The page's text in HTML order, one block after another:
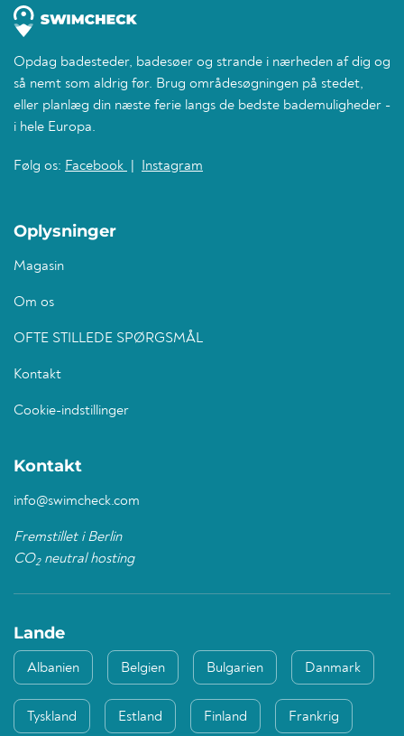
Opdag badesteder, badesøer og strande i nærheden af dig og
så nemt som aldrig før. Brug områdesøgningen på stedet,
eller planlæg din næste ferie langs de bedste bademuligheder -
i hele Europa.
Følg os: Facebook Instagram
Oplysninger
Magasin
Om os
OFTE STILLEDE SPØRGSMÅL
Kontakt
Cookie-indstillinger
Kontakt
info@swimcheck.com
Fremstillet i Berlin
CO2neutral hosting
Lande
Albanien Belgien Bulgarien Danmark
Tyskland Estland Finland Frankrig